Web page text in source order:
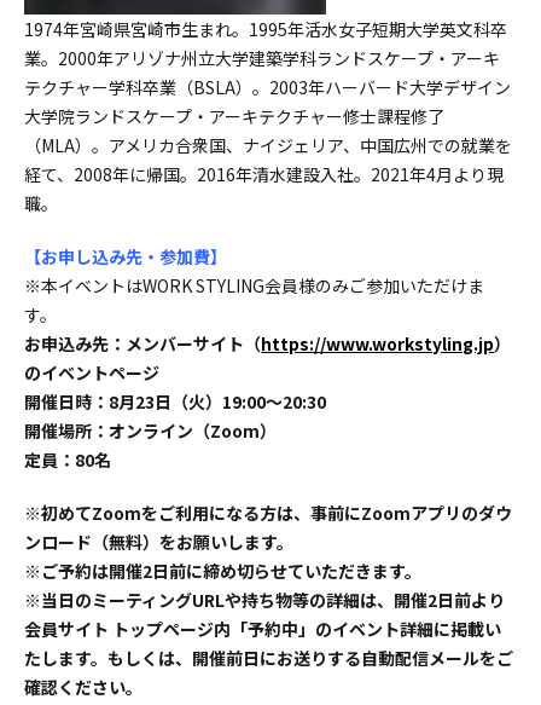
1974年宮崎県宮崎市生まれ。1995年活水女子短期大学英文科卒
業。2000年アリゾナ州立大学建築学科ランドスケープ・アーキ
テクチャー学科卒業（BSLA）。2003年ハーバード大学デザイン
大学院ランドスケープ・アーキテクチャー修士課程修了
（MLA）。アメリカ合衆国、ナイジェリア、中国広州での就業を
経て、2008年に帰国。2016年清水建設入社。2021年4月より現
職。
【お申し込み先・参加費】
※本イベントはWORK STYLING会員様のみご参加いただけま
す。
お申込み先：メンバーサイト（https://www.workstyling.jp）
のイベントページ
開催日時：8月23日（火）19:00～20:30
開催場所：オンライン（Zoom）
定員：80名
※初めてZoomをご利用になる方は、事前にZoomアプリのダウ
ンロード（無料）をお願いします。
※ご予約は開催2日前に締め切らせていただきます。
※当日のミーティングURLや持ち物等の詳細は、開催2日前より
会員サイト トップページ内「予約中」のイベント詳細に掲載い
たします。もしくは、開催前日にお送りする自動配信メールをご
確認ください。